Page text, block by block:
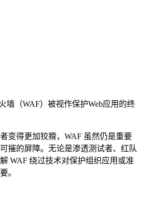
墙（WAF）被视作保护Web应用的终
变得更加狡猾，WAF 虽然仍是重要
摧的屏障。无论是渗透测试者、红队
WAF 绕过技术对保护组织应用或准
。